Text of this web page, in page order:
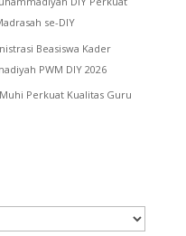
se-DIY
Beasiswa Kader
PWM DIY 2026
Perkuat Kualitas Guru